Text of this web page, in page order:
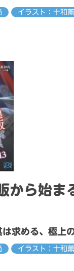
イラスト：十和薫
から始ま
求める、極上
イラスト：十和薫